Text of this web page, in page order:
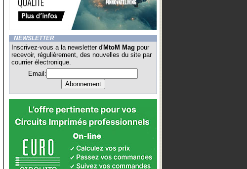
NEWSLETTER
Inscrivez-vous a la newsletter d'MtoM Mag pour
recevoir, régulièrement, des nouvelles du site par
courrier électronique.
Email: